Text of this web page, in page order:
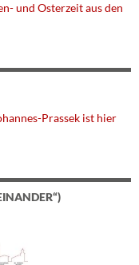
und Osterzeit aus den
Prassek ist hier